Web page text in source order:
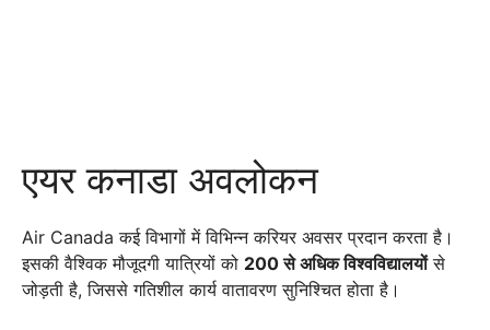
एयर कनाडा अवलोकन
Air Canada कई विभागों में विभिन्न करियर अवसर प्रदान करता है।
इसकी वैश्विक मौजूदगी यात्रियों को 200 से अधिक विश्वविद्यालयोंसे
जोड़ती है, जिससे गतिशील कार्य वातावरण सुनिश्चित होता है।